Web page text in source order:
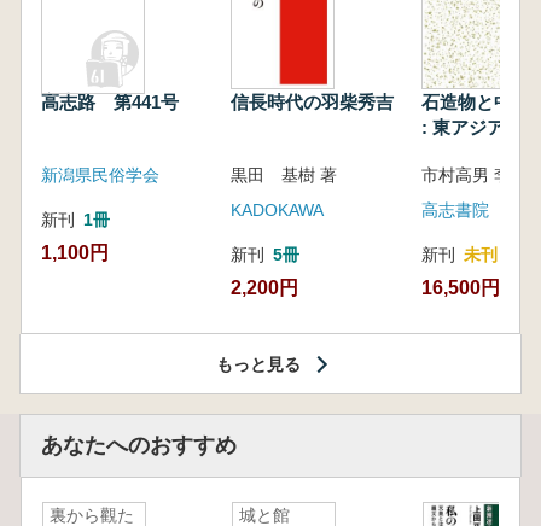
高志路 第441号
新潟県民俗学会
新刊 1冊
1,100円
信長時代の羽柴秀吉
黒田 基樹 著
KADOKAWA
新刊 5冊
2,200円
石造物と中世
: 東アジアと
高志書院
新刊 未刊
16,500円
もっと見る
あなたへのおすすめ
裏から觀た
城と館